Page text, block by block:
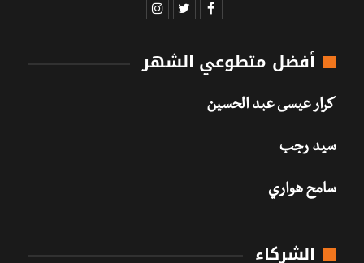
أفضل متطوعي الشهر
كرار عيسى عبد الحسين
سيد رجب
سامح هواري
الشركاء